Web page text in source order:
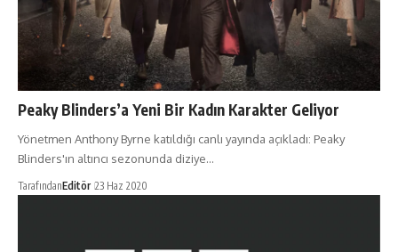
Peaky Blinders’a Yeni Bir Kadın Karakter Geliyor
Yönetmen Anthony Byrne katıldığı canlı yayında açıkladı: Peaky
Blinders'ın altıncı sezonunda diziye…
TarafındanEditör 23 Haz 2020